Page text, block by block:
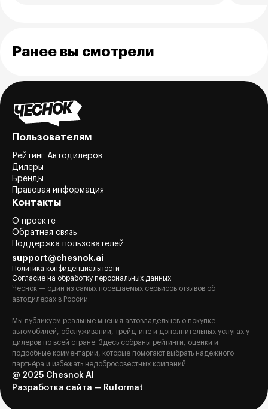
Ранее вы смотрели
Пользователям
Рейтинг Автодилеров
Дилеры
Бренды
Правовая информация
Контакты
О проекте
Обратная связь
Поддержка пользователей
support@chesnok.ai
Политика конфиденциальности
Согласие на обработку персональных данных
Чеснок — один из самых посещаемых сервисов отзывов об
автодилерах в России.
Мы публикуем реальные мнения автовладельцев о покупке
автомобилей, обслуживании, трейд-ине и дополнительных услугах у
дилеров по всей стране. Здесь собраны рейтинги, оценки и
подробные комментарии, которые помогают выбрать надежного
партнёра и избежать недобросовестных компаний.
@ 2025 Chesnok AI
Разработка сайта — Ruformat